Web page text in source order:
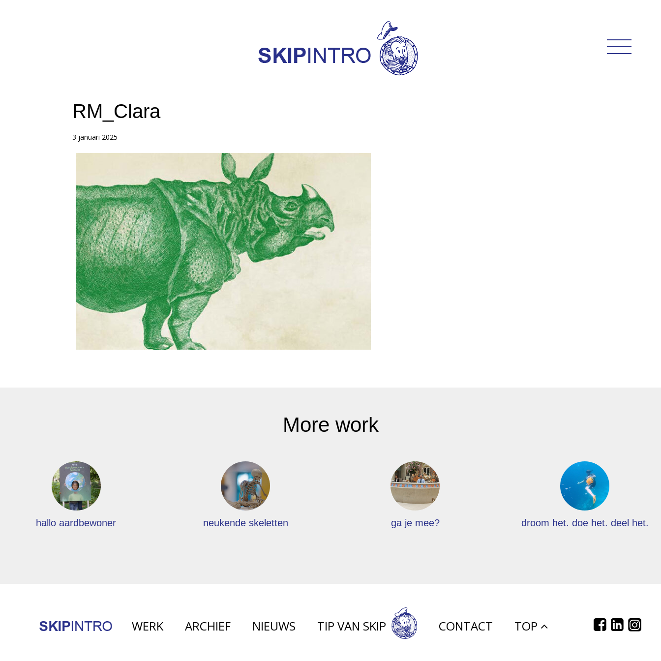
RM_Clara
3 januari 2025
More work
hallo aardbewoner neukende skeletten ga je mee? droom het. doe het. deel het.
WERK ARCHIEF NIEUWS TIP VAN SKIP CONTACT TOP